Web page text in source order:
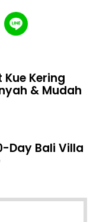
Kering
& Mudah
Day Bali Villa